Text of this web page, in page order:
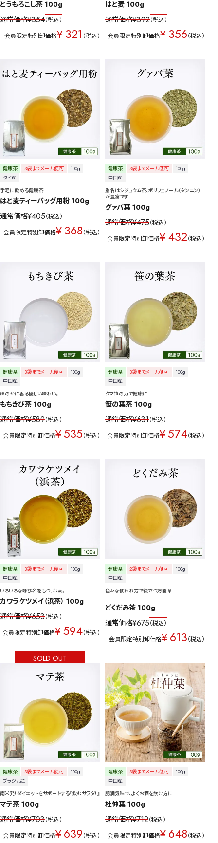
詳細検索
キーワードで探す
水出し 仙鶴草深蒸し茶
予算・価格で探す
円
とうもろこし茶 100g
通常価格¥354 税込
会員限定特別卸価格¥ 321 税込
はと麦 100g
通常価格¥392 税込
会員限定特別卸価格¥356 税込
健康茶 3袋までメール便可
100g
タイ産
手軽に飲める健康茶
はと麦ティーバッグ用粉 100g
通常価格¥405 税込
会員限定特別卸価格¥ 368 税込
健康茶 3袋までメール便可
100g
中国産
別名はシジュウム茶、ポリフェノール（タンニン）
が豊富です
グァバ葉 100g
通常価格¥475 税込
会員限定特別卸価格¥432 税込
健康茶 3袋までメール便可
100g
中国産
ほのかに香る優しい味わい。
もちきび茶 100g
通常価格¥589 税込
会員限定特別卸価格¥535 税込
健康茶 3袋までメール便可
100g
中国産
クマ笹の力で健康に
笹の葉茶 100g
通常価格¥631 税込
会員限定特別卸価格¥574 税込
健康茶 3袋までメール便可
100g
中国産
いろいろな呼び名をもつ、お茶。
カワラケツメイ（浜茶） 100g
通常価格¥653 税込
会員限定特別卸価格¥594 税込
SOLD OUT
健康茶 2袋までメール便可
100g
中国産
色々な使われ方で役立つ万能草
どくだみ茶 100g
通常価格¥675 税込
会員限定特別卸価格¥613 税込
健康茶 3袋までメール便可
100g
ブラジル産
南米発！ダイエットをサポートする『飲むサラダ！』
マテ茶 100g
通常価格¥703 税込
会員限定特別卸価格¥ 639 税込
健康茶 3袋までメール便可
100g
中国産
肥満気味で、よくお酒を飲む方に
杜仲葉 100g
通常価格¥712 税込
会員限定特別卸価格¥648 税込